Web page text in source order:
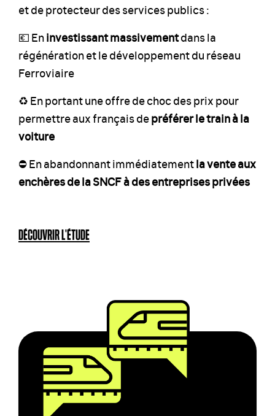
et de protecteur des services publics :
💶 Eninvestissant massivementdans la
régénération et le développement du réseau
Ferroviaire
♻️ En portant une offre de choc des prix pour
permettre aux français depréférer le train à la
voiture
⛔️ En abandonnant immédiatementla vente aux
enchères de la SNCF à des entreprises privées
DÉCOUVRIR L'ÉTUDE